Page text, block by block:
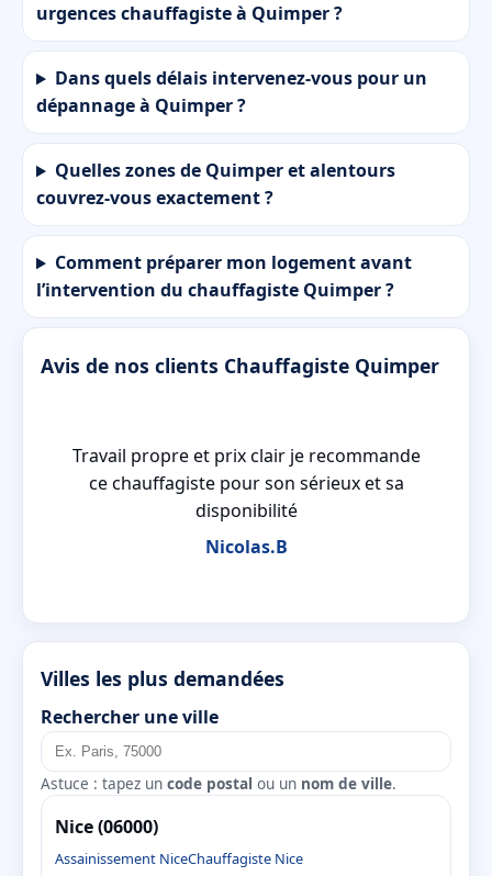
urgences chauffagiste à Quimper ?
Dans quels délais intervenez-vous pour un
dépannage à Quimper ?
Quelles zones de Quimper et alentours
couvrez-vous exactement ?
Comment préparer mon logement avant
l’intervention du chauffagiste Quimper ?
Avis de nos clients Chauffagiste Quimper
Travail propre et prix clair je recommande
ce chauffagiste pour son sérieux et sa
disponibilité
Nicolas.B
Villes les plus demandées
Rechercher une ville
Astuce : tapez un code postal ou un nom de ville.
Nice (06000)
Assainissement NiceChauffagiste Nice